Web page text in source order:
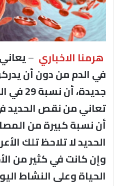
هرمنا الاخباري –
في الدم من دون أن
جديدة،
تعاني من نقص الحديد
أن نسبة كبيرة من
الحديد لا تلاحظ تلك
وإن كانت في كثير من
الحياة وعلى النشاط